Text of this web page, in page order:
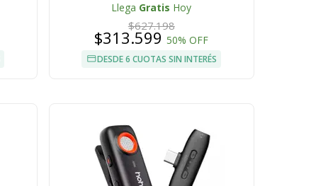
Llega Gratis Hoy
$627.198
$313.59950% OFF
DESDE 6 CUOTAS SIN INTERÉS